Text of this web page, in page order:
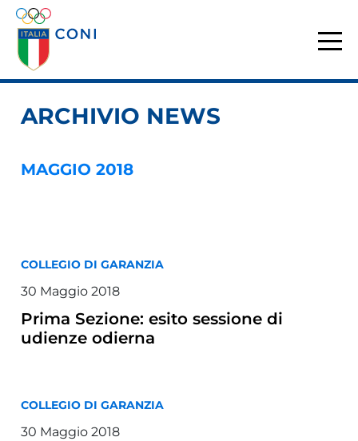
ARCHIVIO NEWS
MAGGIO 2018
COLLEGIO DI GARANZIA
30 Maggio 2018
Prima Sezione: esito sessione di
udienze odierna
COLLEGIO DI GARANZIA
30 Maggio 2018